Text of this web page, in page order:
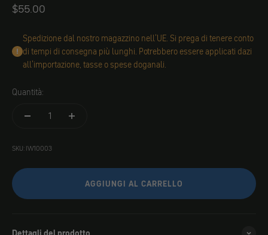
Angebot
$55.00
Spedizione dal nostro magazzino nell'UE. Si prega di tenere conto
di tempi di consegna più lunghi. Potrebbero essere applicati dazi
all'importazione, tasse o spese doganali.
Quantità:
SKU: IW10003
AGGIUNGI AL CARRELLO